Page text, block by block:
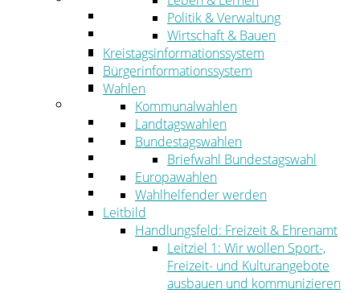
Migration
Schulen, Bildung, Sport und Kultur
Soziales
Gesundheit
Jugend, Familie und Senioren
Bauen und Planen
Abfall
Umwelt
Ordnung
Politik & Verwaltung
Wirtschaft & Bauen
Kreistagsinformationssystem
Bürgerinformationssystem
Wahlen
Kommunalwahlen
Landtagswahlen
Bundestagswahlen
Briefwahl Bundestagswahl
Europawahlen
Wahlhelfender werden
Leitbild
Handlungsfeld: Freizeit & Ehrenamt
Leitziel 1: Wir wollen Sport-,
Freizeit- und Kulturangebote
ausbauen und kommunizieren